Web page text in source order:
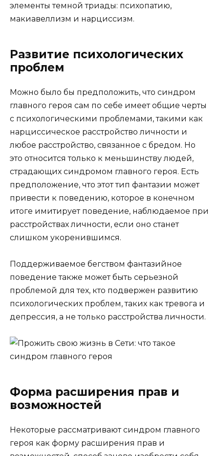
элементы темной триады: психопатию,
макиавеллизм и нарциссизм.
Развитие психологических
проблем
Можно было бы предположить, что синдром
главного героя сам по себе имеет общие черты
с психологическими проблемами, такими как
нарциссическое расстройство личности и
любое расстройство, связанное с бредом. Но
это относится только к меньшинству людей,
страдающих синдромом главного героя. Есть
предположение, что этот тип фантазии может
привести к поведению, которое в конечном
итоге имитирует поведение, наблюдаемое при
расстройствах личности, если оно станет
слишком укоренившимся.
Поддерживаемое бегством фантазийное
поведение также может быть серьезной
проблемой для тех, кто подвержен развитию
психологических проблем, таких как тревога и
депрессия, а не только расстройства личности.
Форма расширения прав и
возможностей
Некоторые рассматривают синдром главного
героя как форму расширения прав и